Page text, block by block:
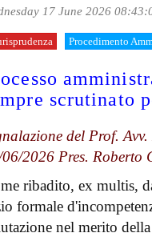
17 June 2026
Procedimento
scrutinato
del Prof.
2026 Pres. Roberto
ribadito, ex multis,
formale
nel merito